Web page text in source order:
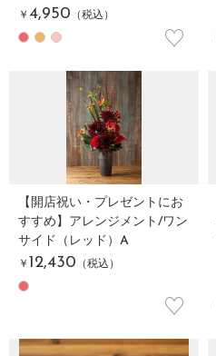
￥ 4,950 （税込）
♡
【開店祝い・プレゼントにお
すすめ】アレンジメント/ワン
サイド（レッド）A
￥ 12,430 （税込）
♡